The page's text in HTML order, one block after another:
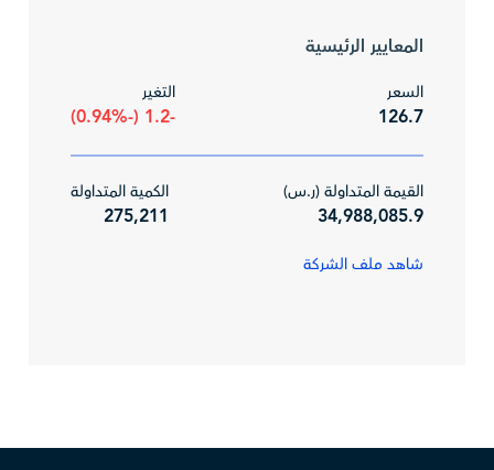
المعايير الرئيسية
السعر
126.7
التغير
-1.2 (-0.94%)
القيمة المتداولة (ر.س)
34,988,085.9
الكمية المتداولة
275,211
شاهد ملف الشركة